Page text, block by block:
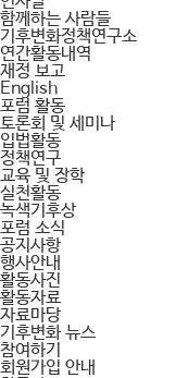
함께하는 사람들
기후변화정책연구소
연간활동내역
재정 보고
English
포럼 활동
토론회 및 세미나
입법활동
정책연구
교육 및 장학
실천활동
녹색기후상
포럼 소식
공지사항
행사안내
활동사진
활동자료
자료마당
기후변화 뉴스
참여하기
회원가입 안내